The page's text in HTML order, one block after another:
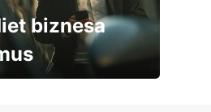
biznesa